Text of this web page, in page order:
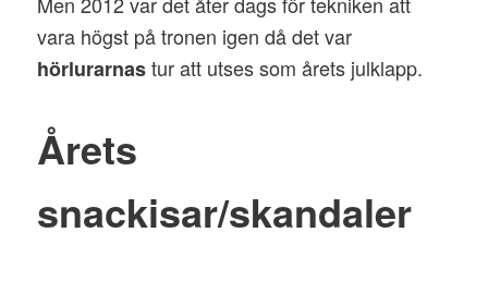
vara högst på tronen igen då det var
hörlurarnastur att utses som årets julklapp.
Årets
snackisar/skandaler